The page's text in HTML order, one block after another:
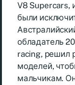
V8 Supercars,
были
обладатель
racing, решил
моделей,
мальчикам.